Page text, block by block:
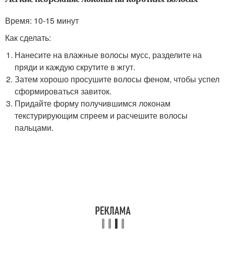
Время: 10-15 минут
Как сделать:
Нанесите на влажные волосы мусс, разделите на
пряди и каждую скрутите в жгут.
Затем хорошо просушите волосы феном, чтобы успел
сформироваться завиток.
Придайте форму получившимся локонам
текстурирующим спреем и расчешите волосы
пальцами.